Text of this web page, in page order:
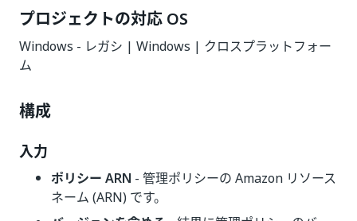
プロジェクトの対応 OS
Windows - レガシ | Windows | クロスプラットフォー
ム
構成
入力
ポリシー ARN - 管理ポリシーの Amazon リソース
ネーム (ARN) です。